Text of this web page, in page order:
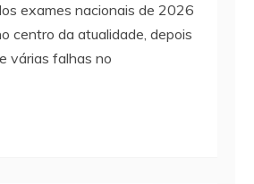
exames nacionais de 2026
centro da atualidade, depois
várias falhas no